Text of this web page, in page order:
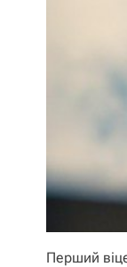
Перший